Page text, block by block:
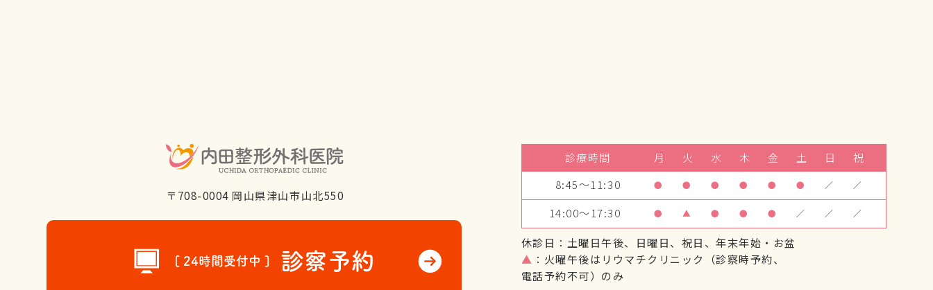
〒708-0004 岡山県津山市山北550
[ 24時間受付中 ] 診察予約
診療時間 月 火 水 木 金 土 日
祝
8:45～11:30
● ● ● ● ● ● ／ ／
14:00～17:30 ● ▲ ● ● ● ／ ／ ／
休診日：土曜日午後、日曜日、祝日、年末年始・お盆
▲ ：火曜午後はリウマチクリニック（診察時予約、
電話予約不可）のみ